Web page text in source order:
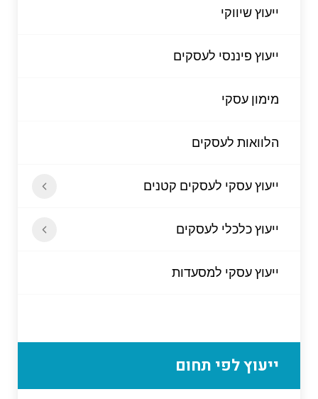
ייעוץ שיווקי
ייעוץ פיננסי לעסקים
מימון עסקי
הלוואות לעסקים
ייעוץ עסקי לעסקים קטנים
ייעוץ כלכלי לעסקים
ייעוץ עסקי למסעדות
ייעוץ לפי תחום